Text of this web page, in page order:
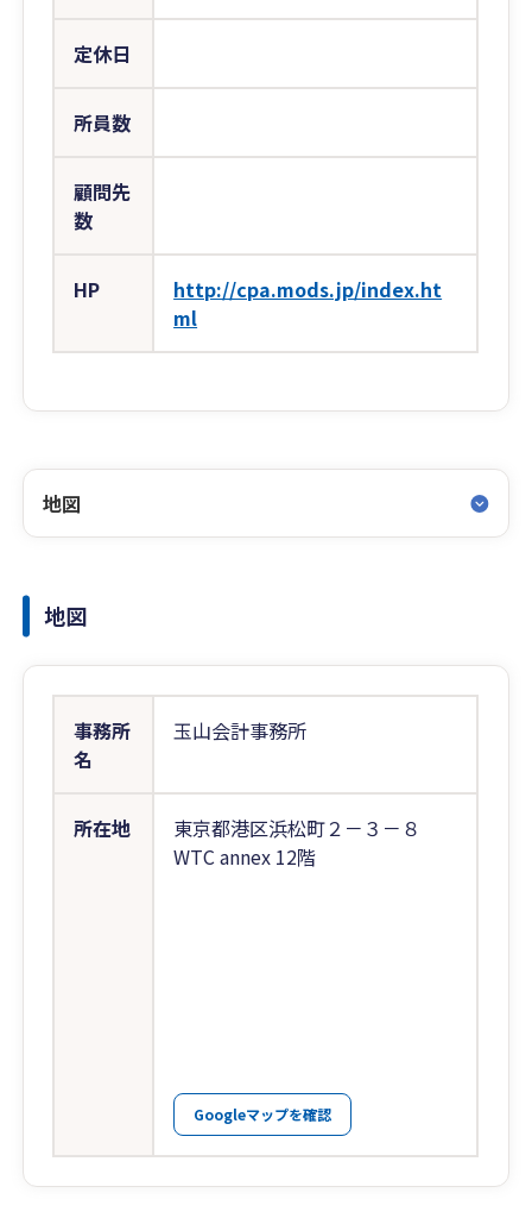
定休日
所員数
顧問先
数
HP
http://cpa.mods.jp/index.ht
ml
地図
地図
事務所
名
玉山会計事務所
所在地
東京都港区浜松町２－３－８
WTC annex 12階
Googleマップを確認